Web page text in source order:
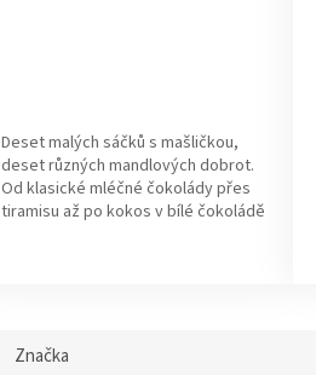
Deset malých sáčků s mašličkou,
deset různých mandlových dobrot.
Od klasické mléčné čokolády přes
tiramisu až po kokos v bílé čokoládě
Značka